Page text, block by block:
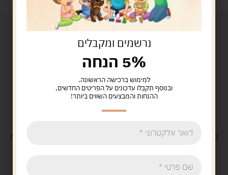
משלוח חינםבקנייה מעל 329 ש"ח
נרשמים ומקבלים
5% הנחה
למימוש ברכישה הראשונה.
ובנוסף תקבלו עדכונים על הפריטים החדשים,
ההנחות והמבצעים השווים ביותר!